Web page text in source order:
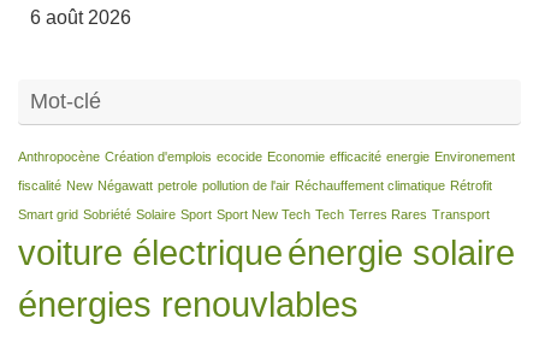
6 août 2026
Mot-clé
Anthropocène Création d'emplois ecocide Economie efficacité energie Environement
fiscalité New Négawatt petrole pollution de l'air Réchauffement climatique Rétrofit
Smart grid Sobriété Solaire Sport Sport New Tech Tech Terres Rares Transport
voiture électriqueénergie solaire
énergies renouvlables